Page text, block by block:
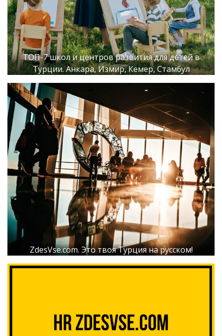
ТОП-7 школ и центров развития для детей в
Турции. Анкара, Измир, Кемер, Стамбул
ZdesVse.com. Это твоя Турция на русском!